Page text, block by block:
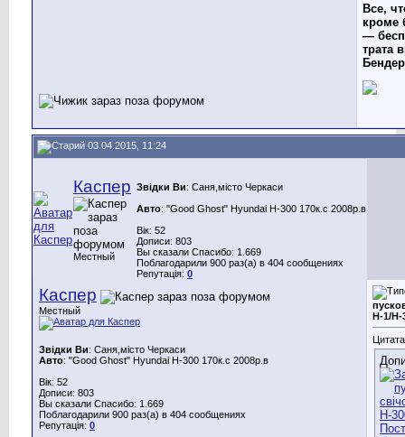
Все,
кроме
—
трата
03.04.2015, 11:24
Каспер
Местный
Звідки Ви: Саня,місто Черкаси
Авто: "Good Ghost" Hyundai H-300 170к.с 2008р.в
Вік: 52
Дописи: 803
Вы сказали Спасибо: 1.669
Поблагодарили 900 раз(а) в 404 сообщениях
Репутація: 0
Каспер
Местный
Звідки Ви: Саня,місто Черкаси
Авто: "Good Ghost" Hyundai H-300 170к.с 2008р.в
Вік: 52
Дописи: 803
Вы сказали Спасибо: 1.669
Поблагодарили 900 раз(а) в 404 сообщениях
Репутація: 0
Н-1/Н-